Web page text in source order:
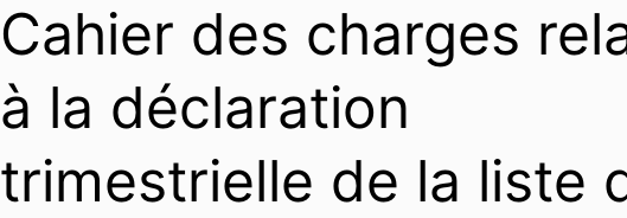
Cahier des charges
à la déclaration
trimestrielle de la liste